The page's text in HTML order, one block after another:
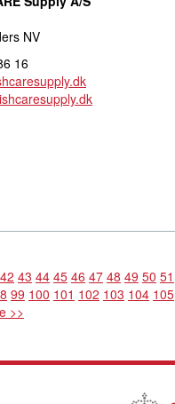
NV
16
42 43 44 45 46 47 48 49 50 51
99 100 101 102 103 104 105
>>